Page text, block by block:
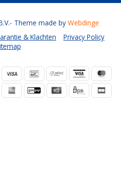
& Klachten
Privacy Policy
- Theme made by Webdinge